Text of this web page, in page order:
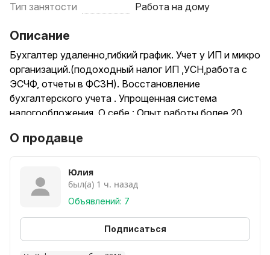
Тип занятости
Работа на дому
Описание
Бухгалтер удаленно,гибкий график. Учет у ИП и микро
организаций.(подоходный налог ИП ,УСН,работа с
ЭСЧФ, отчеты в ФСЗН). Восстановление
бухгалтерского учета . Упрощенная система
налогообложения. О себе : Опыт работы более 20
О продавце
Юлия
был(а) 1 ч. назад
Объявлений: 7
Подписаться